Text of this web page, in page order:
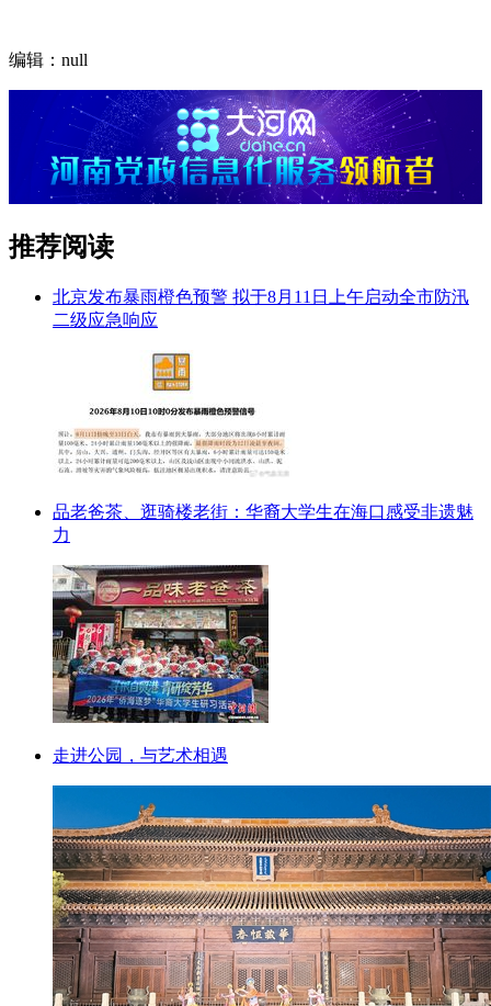
编辑：null
推荐阅读
北京发布暴雨橙色预警 拟于8月11日上午启动全市防汛
二级应急响应
品老爸茶、逛骑楼老街：华裔大学生在海口感受非遗魅
力
走进公园，与艺术相遇